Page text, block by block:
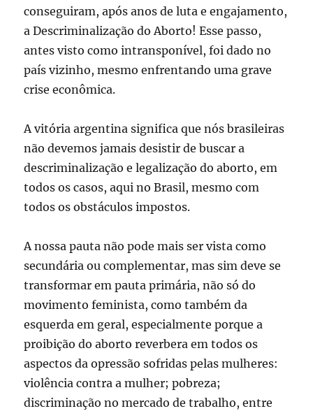
conseguiram, após anos de luta e engajamento,
a Descriminalização do Aborto! Esse passo,
antes visto como intransponível, foi dado no
país vizinho, mesmo enfrentando uma grave
crise econômica.
A vitória argentina significa que nós brasileiras
não devemos jamais desistir de buscar a
descriminalização e legalização do aborto, em
todos os casos, aqui no Brasil, mesmo com
todos os obstáculos impostos.
A nossa pauta não pode mais ser vista como
secundária ou complementar, mas sim deve se
transformar em pauta primária, não só do
movimento feminista, como também da
esquerda em geral, especialmente porque a
proibição do aborto reverbera em todos os
aspectos da opressão sofridas pelas mulheres:
violência contra a mulher; pobreza;
discriminação no mercado de trabalho, entre